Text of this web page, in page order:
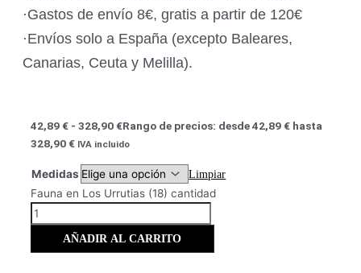
·Gastos de envío 8€, gratis a partir de 120€
·Envíos solo a España (excepto Baleares,
Canarias, Ceuta y Melilla).
42,89€ - 328,90€Rango de precios: desde 42,89 € hasta
328,90 € IVA incluido
Medidas Limpiar
Fauna en Los Urrutias (18) cantidad
AÑADIR AL CARRITO